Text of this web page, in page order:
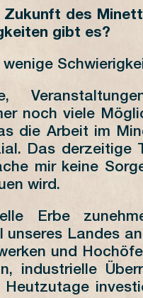
des
gibt es?
noch viele
die Arbeit im
Das derzeitige
mir keine
wird.
Erbe
Landes
und
industrielle